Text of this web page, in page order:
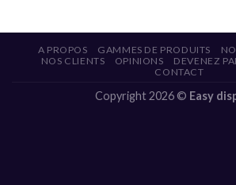
A PROPOS GAMMES DE PRODUITS
NOS CLIENTS
OPINIONS DEVENEZ
CONTACT
Copyright 2026 © Easy